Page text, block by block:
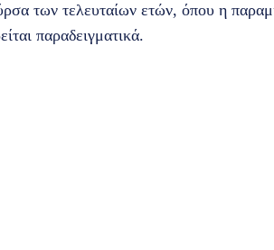
των τελευταίων ετών, όπου η
παραδειγματικά.